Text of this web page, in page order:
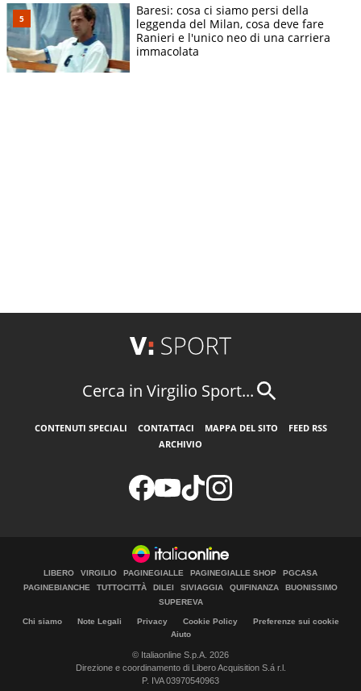
Baresi: cosa ci siamo persi della
leggenda del Milan, cosa deve fare
Ranieri e l'unico neo di una carriera
immacolata
Cerca in Virgilio Sport...
CONTENUTI SPECIALI CONTATTACI MAPPA DEL SITO
FEED RSS
ARCHIVIO
LIBERO VIRGILIO PAGINEGIALLE PAGINEGIALLE SHOP
PGCASA
PAGINEBIANCHE
TUTTOCITTÀ DILEI SIVIAGGIA QUIFINANZA
BUONISSIMO
SUPEREVA
Chi siamo Note Legali Privacy Cookie Policy
Preferenze sui cookie
Aiuto
© Italiaonline S.p.A. 2026
Direzione e coordinamento di Libero Acquisition S.á r.l.
P. IVA 03970540963